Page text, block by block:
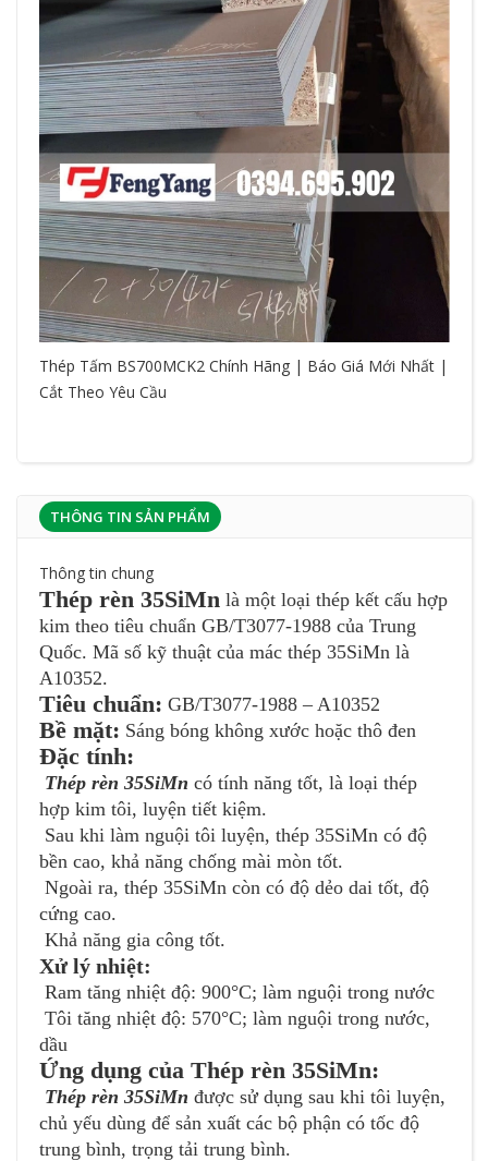
Thép Tấm BS700MCK2 Chính Hãng | Báo Giá Mới Nhất |
Cắt Theo Yêu Cầu
THÔNG TIN SẢN PHẨM
Thông tin chung
Thép rèn 35SiMn là một loại thép kết cấu hợp
kim theo tiêu chuẩn GB/T3077-1988 của Trung
Quốc. Mã số kỹ thuật của mác thép 35SiMn là
A10352.
Tiêu chuẩn: GB/T3077-1988 – A10352
Bề mặt: Sáng bóng không xước hoặc thô đen
Đặc tính:
Thép rèn 35SiMn có tính năng tốt, là loại thép
hợp kim tôi, luyện tiết kiệm.
Sau khi làm nguội tôi luyện, thép 35SiMn có độ
bền cao, khả năng chống mài mòn tốt.
Ngoài ra, thép 35SiMn còn có độ dẻo dai tốt, độ
cứng cao.
Khả năng gia công tốt.
Xử lý nhiệt:
Ram tăng nhiệt độ: 900°C; làm nguội trong nước
Tôi tăng nhiệt độ: 570°C; làm nguội trong nước,
dầu
Ứng dụng của Thép rèn 35SiMn:
Thép rèn 35SiMn được sử dụng sau khi tôi luyện,
chủ yếu dùng để sản xuất các bộ phận có tốc độ
trung bình, trọng tải trung bình.